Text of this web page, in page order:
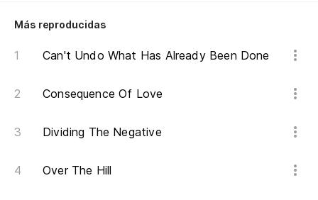
Más reproducidas
Can't Undo What Has Already Been Done
Consequence Of Love
Dividing The Negative
Over The Hill